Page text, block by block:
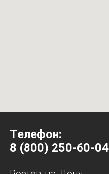
Телефон:
8 (800) 250-60-04